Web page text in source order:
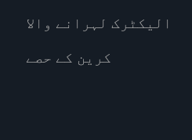
الیکٹرک لہرانے والا
کرین کے حصے